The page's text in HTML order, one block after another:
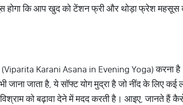
होगा कि आप खुद को टेंशन फ्री और थोड़ा फ्रेश
Karani Asana in Evening Yoga) करना
जाता है, ये सॉफ्ट योग मुद्रा है जो नींद के लिए कई
को बढ़ावा देने में मदद करती है। आइए, जानते हैं